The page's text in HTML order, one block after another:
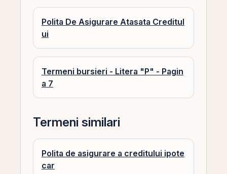
Polita De Asigurare Atasata Creditul
ui
Termeni bursieri - Litera "P" - Pagin
a 7
Termeni similari
Polita de asigurare a creditului ipote
car